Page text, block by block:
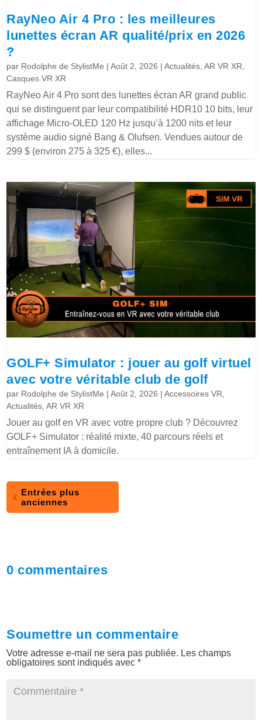
RayNeo Air 4 Pro : les meilleures
lunettes écran AR qualité/prix en 2026
?
par Rodolphe de StylistMe |Août 2, 2026 |Actualités ,AR VR XR
Casques VR XR
RayNeo Air 4 Pro sont des lunettes écran AR grand public
qui se distinguent par leur compatibilité HDR10 10 bits, leur
affichage Micro-OLED 120 Hz jusqu’à 1200 nits et leur
système audio signé Bang & Olufsen. Vendues autour de
299 $ (environ 275 à 325 €), elles...
GOLF+ Simulator : jouer au golf virtuel
avec votre véritable club de golf
par Rodolphe de StylistMe |Août 2, 2026 |Accessoires VR
Actualités ,AR VR XR
Jouer au golf en VR avec votre propre club ? Découvrez
GOLF+ Simulator : réalité mixte, 40 parcours réels et
entraînement IA à domicile.
Entrées plus
anciennes
0 commentaires
Soumettre un commentaire
Votre adresse e-mail ne sera pas publiée. Les champs
obligatoires sont indiqués avec*